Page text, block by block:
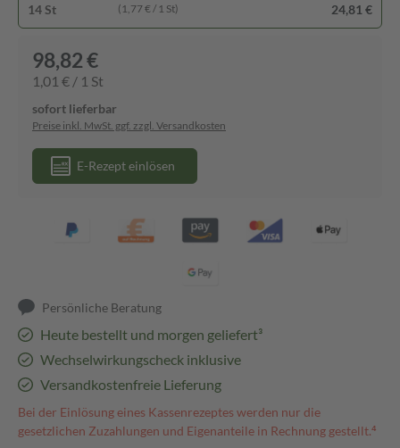
14 St (1,77 € / 1 St) 24,81 €
98,82 €
1,01 € / 1 St
sofort lieferbar
Preise inkl. MwSt. ggf. zzgl. Versandkosten
E-Rezept einlösen
Persönliche Beratung
Heute bestellt und morgen geliefert³
Wechselwirkungscheck inklusive
Versandkostenfreie Lieferung
Bei der Einlösung eines Kassenrezeptes werden nur die
gesetzlichen Zuzahlungen und Eigenanteile in Rechnung gestellt.⁴